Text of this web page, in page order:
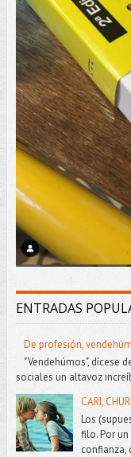
ENTRADAS
De profesión,
"Vendehúmos", dícese
sociales un altavoz
CARI,
Los
filo. Por
confianza,